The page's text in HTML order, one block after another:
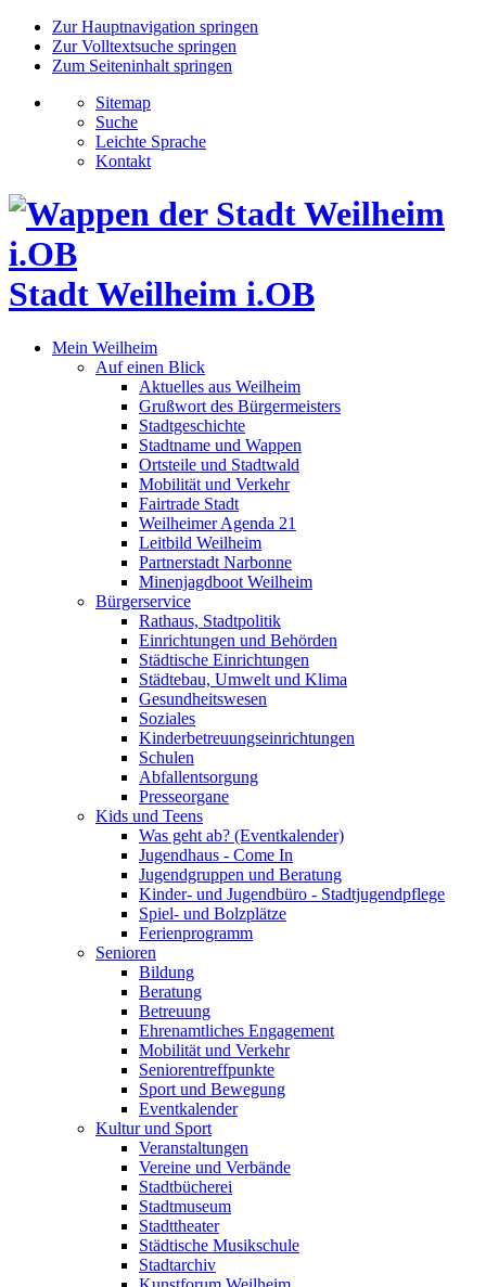
Zur Hauptnavigation springen
Zur Volltextsuche springen
Zum Seiteninhalt springen
Sitemap
Suche
Leichte Sprache
Kontakt
Stadt Weilheim i.OB
Mein Weilheim
Auf einen Blick
Aktuelles aus Weilheim
Grußwort des Bürgermeisters
Stadtgeschichte
Stadtname und Wappen
Ortsteile und Stadtwald
Mobilität und Verkehr
Fairtrade Stadt
Weilheimer Agenda 21
Leitbild Weilheim
Partnerstadt Narbonne
Minenjagdboot Weilheim
Bürgerservice
Rathaus, Stadtpolitik
Einrichtungen und Behörden
Städtische Einrichtungen
Städtebau, Umwelt und Klima
Gesundheitswesen
Soziales
Kinderbetreuungseinrichtungen
Schulen
Abfallentsorgung
Presseorgane
Kids und Teens
Was geht ab? (Eventkalender)
Jugendhaus - Come In
Jugendgruppen und Beratung
Kinder- und Jugendbüro - Stadtjugendpflege
Spiel- und Bolzplätze
Ferienprogramm
Senioren
Bildung
Beratung
Betreuung
Ehrenamtliches Engagement
Mobilität und Verkehr
Seniorentreffpunkte
Sport und Bewegung
Eventkalender
Kultur und Sport
Veranstaltungen
Vereine und Verbände
Stadtbücherei
Stadtmuseum
Stadttheater
Städtische Musikschule
Stadtarchiv